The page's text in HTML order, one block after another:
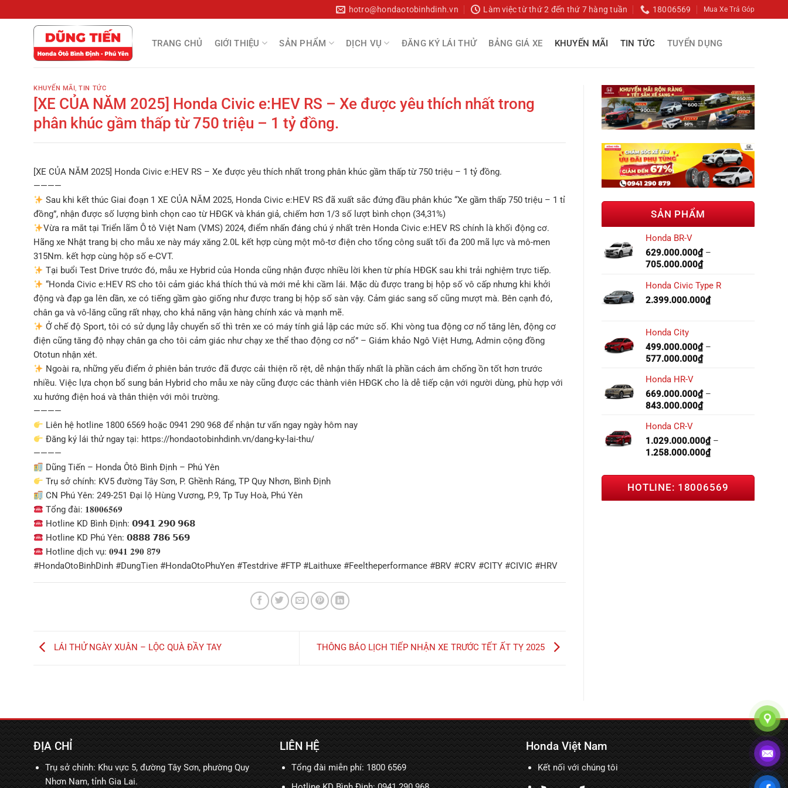
đến
hotro@hondaotobinhdinh.vn Làm việc từ thứ 2 đến thứ 7 hàng tuần 18006569 Mua Xe Trả Góp
TRANG CHỦ GIỚI THIỆU SẢN PHẨM DỊCH VỤ ĐĂNG KÝ LÁI THỬ BẢNG GIÁ XE KHUYẾN MÃI TIN TỨC TUYỂN DỤNG
KHUYẾN MÃI,TIN TỨC
[XE CỦA NĂM 2025] Honda Civic e:HEV RS – Xe được yêu thích nhất trong
phân khúc gầm thấp từ 750 triệu – 1 tỷ đồng.
[XE CỦA NĂM 2025] Honda Civic e:HEV RS – Xe được yêu thích nhất trong phân khúc gầm thấp từ 750 triệu – 1 tỷ đồng.
————
Sau khi kết thúc Giai đoạn 1 XE CỦA NĂM 2025, Honda Civic e:HEV RS đã xuất sắc đứng đầu phân khúc “Xe gầm thấp 750 triệu – 1 tỉ
đồng”, nhận được số lượng bình chọn cao từ HĐGK và khán giả, chiếm hơn 1/3 số lượt bình chọn (34,31%)
Vừa ra mắt tại Triển lãm Ô tô Việt Nam (VMS) 2024, điểm nhấn đáng chú ý nhất trên Honda Civic e:HEV RS chính là khối động cơ.
Hãng xe Nhật trang bị cho mẫu xe này máy xăng 2.0L kết hợp cùng một mô-tơ điện cho tổng công suất tối đa 200 mã lực và mô-men
315Nm. kết hợp cùng hộp số e-CVT.
Tại buổi Test Drive trước đó, mẫu xe Hybrid của Honda cũng nhận được nhiều lời khen từ phía HĐGK sau khi trải nghiệm trực tiếp.
“Honda Civic e:HEV RS cho tôi cảm giác khá thích thú và mới mẻ khi cầm lái. Mặc dù được trang bị hộp số vô cấp nhưng khi khởi
động và đạp ga lên dần, xe có tiếng gầm gào giống như được trang bị hộp số sàn vậy. Cảm giác sang số cũng mượt mà. Bên cạnh đó,
chân ga và vô-lăng cũng rất nhạy, cho khả năng vận hàng chính xác và mạnh mẽ.
Ở chế độ Sport, tôi có sử dụng lẫy chuyển số thì trên xe có máy tính giả lập các mức số. Khi vòng tua động cơ nổ tăng lên, động cơ
điện cũng tăng độ nhạy chân ga cho tôi cảm giác như chạy xe thể thao động cơ nổ” – Giám khảo Ngô Việt Hưng, Admin cộng đồng
Ototun nhận xét.
Ngoài ra, những yếu điểm ở phiên bản trước đã được cải thiện rõ rệt, dễ nhận thấy nhất là phần cách âm chống ồn tốt hơn trước
nhiều. Việc lựa chọn bổ sung bản Hybrid cho mẫu xe này cũng được các thành viên HĐGK cho là dễ tiếp cận với người dùng, phù hợp với
xu hướng điện hoá và thân thiện với môi trường.
————
Liên hệ hotline 1800 6569 hoặc 0941 290 968 để nhận tư vấn ngay ngày hôm nay
Đăng ký lái thử ngay tại: https://hondaotobinhdinh.vn/dang-ky-lai-thu/
————
Dũng Tiến – Honda Ôtô Bình Định – Phú Yên
Trụ sở chính: KV5 đường Tây Sơn, P. Ghềnh Ráng, TP Quy Nhơn, Bình Định
CN Phú Yên: 249-251 Đại lộ Hùng Vương, P.9, Tp Tuy Hoà, Phú Yên
Tổng đài: 𝟏𝟖𝟎𝟎𝟔𝟓𝟔𝟗
Hotline KD Bình Định: 𝟬𝟵𝟰𝟭 𝟮𝟵𝟬 𝟵𝟲𝟴
Hotline KD Phú Yên: 𝟬𝟴𝟴𝟴 𝟳𝟴𝟲 𝟱𝟲𝟵
Hotline dịch vụ: 𝟎𝟗𝟒𝟏 𝟐𝟗𝟎 8𝟕𝟗
#HondaOtoBinhDinh #DungTien #HondaOtoPhuYen #Testdrive #FTP #Laithuxe #Feeltheperformance #BRV #CRV #CITY #CIVIC #HRV
LÁI THỬ NGÀY XUÂN – LỘC QUÀ ĐẦY TAY THÔNG BÁO LỊCH TIẾP NHẬN XE TRƯỚC TẾT ẤT TỴ 2025
SẢN PHẨM
Honda BR-V
629.000.000₫–
705.000.000₫
Honda Civic Type R
2.399.000.000₫
Honda City
499.000.000₫–
577.000.000₫
Honda HR-V
669.000.000₫–
843.000.000₫
Honda CR-V
1.029.000.000₫–
1.258.000.000₫
HOTLINE: 18006569
ĐỊA CHỈ
Trụ sở chính: Khu vực 5, đường Tây Sơn, phường Quy
Nhơn Nam, tỉnh Gia Lai.
LIÊN HỆ
Tổng đài miễn phí: 1800 6569
Honda Việt Nam
Kết nối với chúng tôi